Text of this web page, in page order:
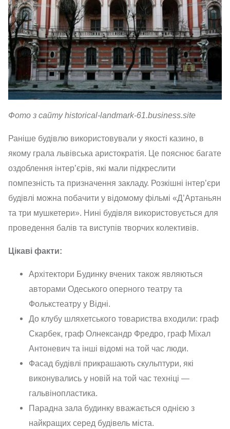
Фото з сайту historical-landmark-61.business.site
Раніше будівлю використовували у якості казино, в
якому грала львівська аристократія. Це пояснює багате
оздоблення інтер’єрів, які мали підкреслити
помпезність та призначення закладу. Розкішні інтер’єри
будівлі можна побачити у відомому фільмі «Д’Артаньян
та три мушкетери». Нині будівля використовується для
проведення балів та виступів творчих колективів.
Цікаві факти:
Архітектори Будинку вчених також являються
авторами Одеського оперного театру та
Фолькстеатру у Відні.
До клубу шляхетського товариства входили: граф
Скарбек, граф Олнександр Фредро, граф Міхал
Антоневич та інші відомі на той час люди.
Фасад будівлі прикрашають скульптури, які
виконувались у новій на той час техніці —
гальвінопластика.
Парадна зала будинку вважається однією з
найкращих серед будівель міста.